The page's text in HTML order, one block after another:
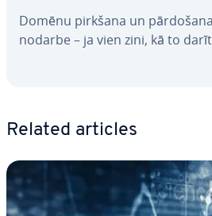
Domēnu pirkšana un
nodarbe – ja vien zini, kā to
Related articles